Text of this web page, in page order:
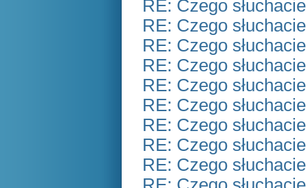
RE: Czego
RE: Czego
RE: Czego
RE: Czego
RE: Czego
RE: Czego
RE: Czego
RE: Czego
RE: Czego